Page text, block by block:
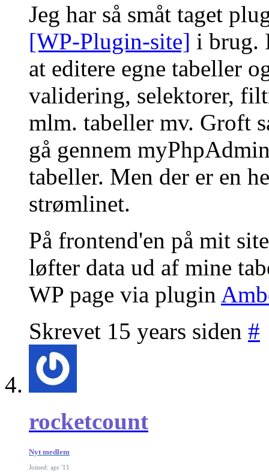
Jeg har så småt taget
[WP-Plugin-site] i brug.
at editere egne tabeller
validering, selektorer,
mlm. tabeller mv. Groft
gå gennem
tabeller. Men der er en
strømlinet.
På frontend'en på mit
løfter data ud af mine
WP page via plugin
Skrevet 15 years siden #
rocketcount
Nyt medlem
Joined: apr '11